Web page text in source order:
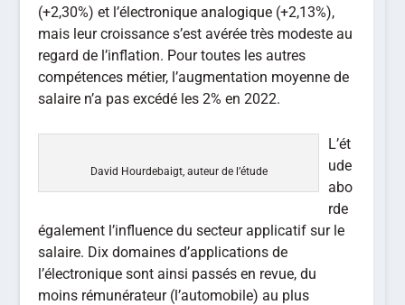
(+2,30%) et l’électronique analogique (+2,13%),
mais leur croissance s’est avérée très modeste au
regard de l’inflation. Pour toutes les autres
compétences métier, l’augmentation moyenne de
salaire n’a pas excédé les 2% en 2022.
David Hourdebaigt, auteur de l’étude
L’ét
ude
abo
rde
également l’influence du secteur applicatif sur le
salaire. Dix domaines d’applications de
l’électronique sont ainsi passés en revue, du
moins rémunérateur (l’automobile) au plus